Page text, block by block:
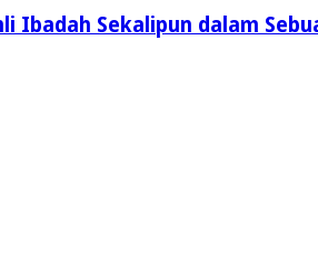
Ibadah Sekalipun dalam